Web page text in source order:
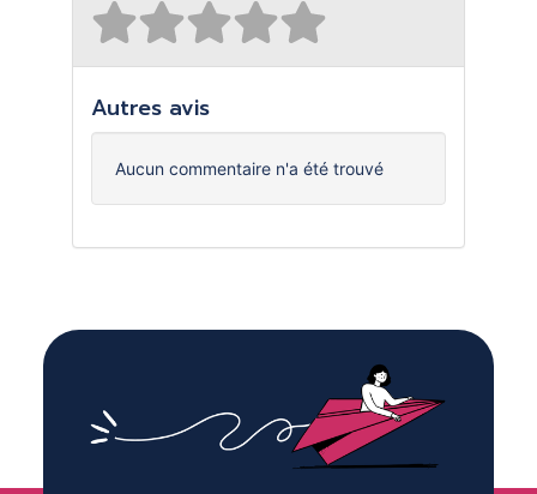
Autres avis
Aucun commentaire n'a été trouvé